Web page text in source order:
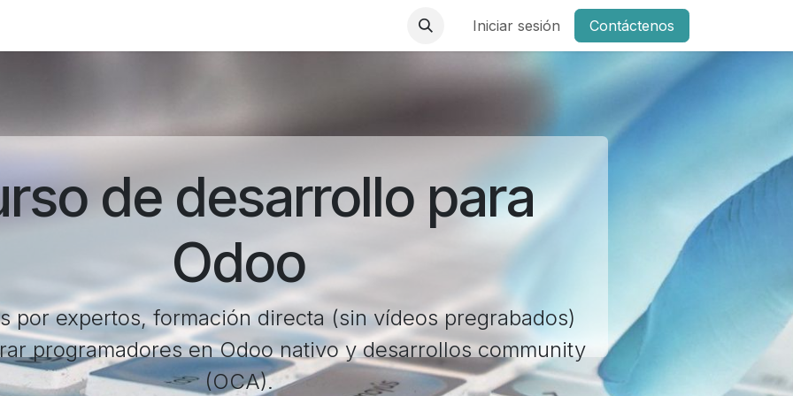
Iniciar sesión Contáctenos
de desarrollo para
Odoo
por expertos, formación directa (sin vídeos pregrabados)
programadores en Odoo nativo y desarrollos community
(OCA).